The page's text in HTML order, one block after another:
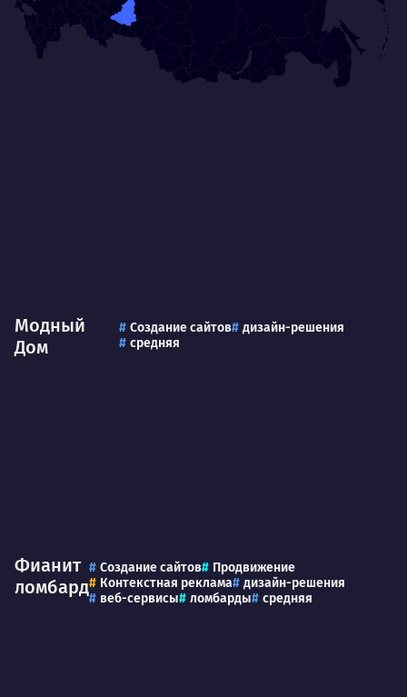
Модный
Дом
Создание сайтов
дизайн-решения
средняя
Фианит
ломбард
Создание сайтов
Продвижение
Контекстная реклама
дизайн-решения
веб-сервисы
ломбарды средняя